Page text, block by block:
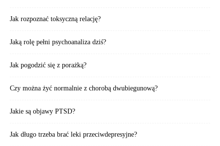
Jak rozpoznać toksyczną relację?
Jaką rolę pełni psychoanaliza dziś?
Jak pogodzić się z porażką?
Czy można żyć normalnie z chorobą dwubiegunową?
Jakie są objawy PTSD?
Jak długo trzeba brać leki przeciwdepresyjne?